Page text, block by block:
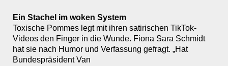
Ein Stachel im woken System
Toxische Pommes legt mit ihren satirischen TikTok-
Videos den Finger in die Wunde. Fiona Sara Schmidt
hat sie nach Humor und Verfassung gefragt. „Hat
Bundespräsident Van